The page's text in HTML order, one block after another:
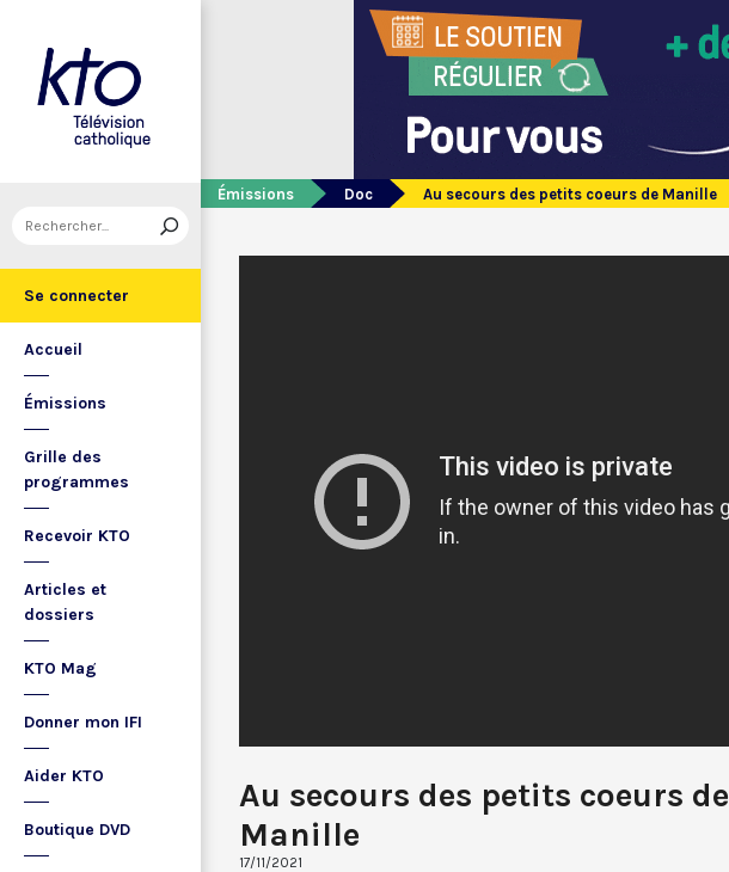
Se connecter
Accueil
Émissions
Grille des
programmes
Recevoir KTO
Articles et
dossiers
KTO Mag
Donner mon IFI
Aider KTO
Boutique DVD
Émissions Doc Au secours des petits coeurs de Manille
Au secours des petits coeurs de
Manille
17/11/2021